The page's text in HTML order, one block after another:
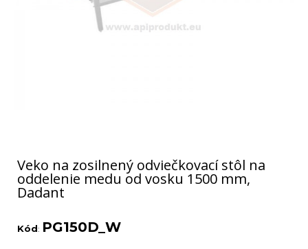
Veko na zosilnený odviečkovací stôl na
oddelenie medu od vosku 1500 mm,
Dadant
Kód: PG150D_W